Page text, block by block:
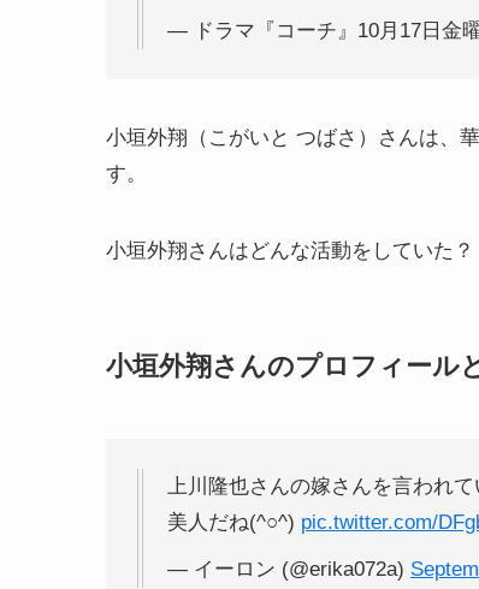
— ドラマ『コーチ』10月17日金
小垣外翔（こがいと つばさ）さんは、
す。
小垣外翔さんはどんな活動をしていた
小垣外翔さんのプロフィール
上川隆也さんの嫁さんを言われ
美人だね(^○^) pic.twitter.com/
— イーロン (@erika072a)